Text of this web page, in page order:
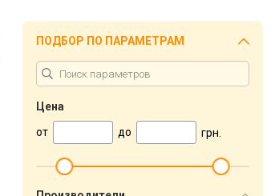
ПОДБОР ПО ПАРАМЕТРАМ
Цена
от
до грн.